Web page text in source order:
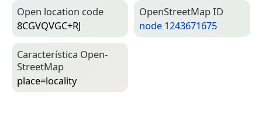
Open location code
8CGVQVGC+RJ
Open­Street­Map ID
node 1243671675
Característica Open­
Street­Map
place=­locality